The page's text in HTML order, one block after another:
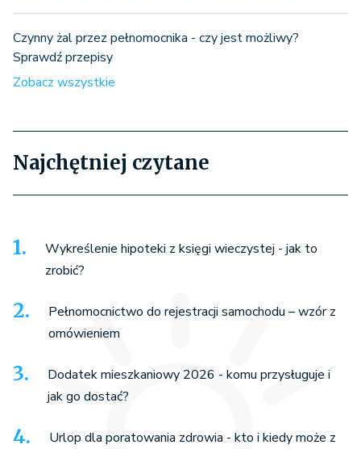
Czynny żal przez pełnomocnika - czy jest możliwy?
Sprawdź przepisy
Zobacz wszystkie
Najchętniej czytane
Wykreślenie hipoteki z księgi wieczystej - jak to
zrobić?
Pełnomocnictwo do rejestracji samochodu – wzór z
omówieniem
Dodatek mieszkaniowy 2026 - komu przysługuje i
jak go dostać?
Urlop dla poratowania zdrowia - kto i kiedy może z